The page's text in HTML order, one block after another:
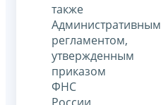
также
Административным
регламентом,
утвержденным
приказом
ФНС